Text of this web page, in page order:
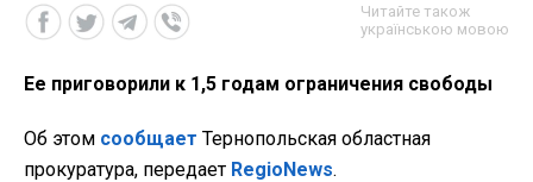
Читайте також
українською мовою
Ее приговорили к 1,5 годам ограничения свободы
Об этом сообщает Тернопольская областная
прокуратура, передает RegioNews.